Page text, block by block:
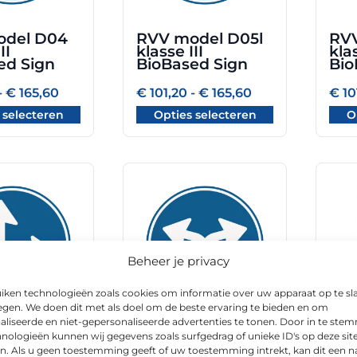
Beheer je privacy
technologieën zoals cookies om informatie over uw apparaat op te
We doen dit met als doel om de beste ervaring te bieden en om
en niet-gepersonaliseerde advertenties te tonen. Door in te
kunnen wij gegevens zoals surfgedrag of unieke ID's op deze
Als u geen toestemming geeft of uw toestemming intrekt, kan dit een
D04
Sign
€ 165,60
€ 101,20
tot
€ 165,60
RVV model D05l
klasse III
BioBased Sign
€101,20 - €165,60Prijsklasse:
€ 101,20
tot
€ 165,60
Opties selecteren
worden
op
productpagina
€
op
D06r RVV model D07
klasse III
product
heeft
meerdere
variaties.
optie
kan
gekozen
worden
optie